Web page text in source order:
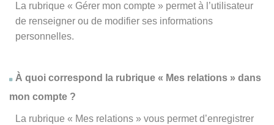
La rubrique « Gérer mon compte » permet à l’utilisateur
de renseigner ou de modifier ses informations
personnelles.
À quoi correspond la rubrique « Mes relations » dans
mon compte ?
La rubrique « Mes relations » vous permet d’enregistrer